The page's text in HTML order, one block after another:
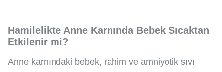
Hamilelikte Anne Karnında Bebek Sıcaktan
Etkilenir mi?
Anne karnındaki bebek, rahim ve amniyotik sıvı